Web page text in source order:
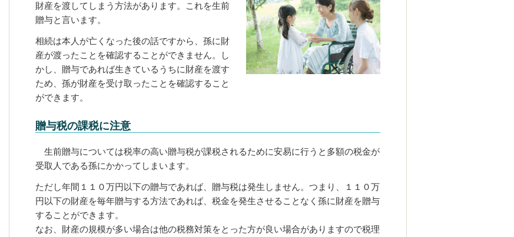
財産を渡してしまう方法があります。これを生前
贈与と言います。
相続は本人が亡くなった後の話ですから、孫に財
産が渡ったことを確認することができません。し
かし、贈与であれば生きているうちに財産を渡す
ため、孫が財産を受け取ったことを確認すること
ができます。
贈与税の課税に注意
生前贈与については税率の高い贈与税が課税されるために安易に行うと多額の税金が
受取人である孫にかかってしまいます。
ただし年間１１０万円以下の贈与であれば、贈与税は発生しません。つまり、１１０万
円以下の財産を毎年贈与する方法であれば、税金を発生させることなく孫に財産を贈与
することができます。
なお、財産の規模が多い場合は他の税務対策をとった方が良い場合がありますので税理